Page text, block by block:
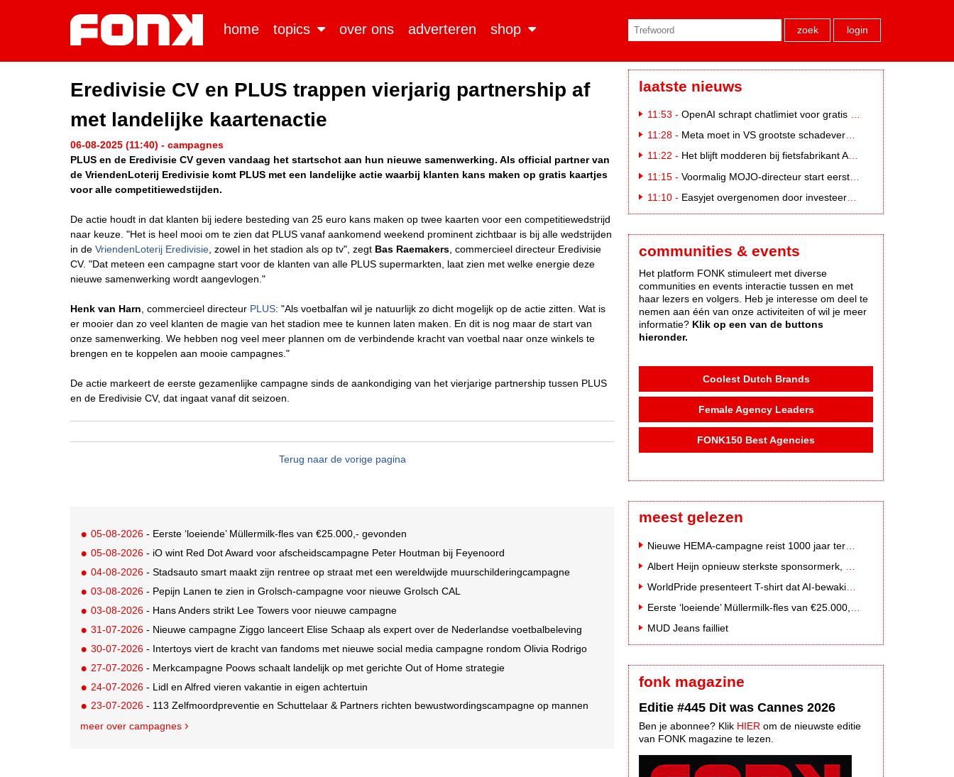
home topics over ons adverteren shop zoek login
Eredivisie CV en PLUS trappen vierjarig partnership af
met landelijke kaartenactie
06-08-2025 (11:40) - campagnes
PLUS en de Eredivisie CV geven vandaag het startschot aan hun nieuwe samenwerking. Als official partner van
de VriendenLoterij Eredivisie komt PLUS met een landelijke actie waarbij klanten kans maken op gratis kaartjes
voor alle competitiewedstijden.
De actie houdt in dat klanten bij iedere besteding van 25 euro kans maken op twee kaarten voor een competitiewedstrijd
naar keuze. "Het is heel mooi om te zien dat PLUS vanaf aankomend weekend prominent zichtbaar is bij alle wedstrijden
in de VriendenLoterij Eredivisie , zowel in het stadion als op tv", zegt Bas Raemakers , commercieel directeur Eredivisie
CV. "Dat meteen een campagne start voor de klanten van alle PLUS supermarkten, laat zien met welke energie deze
nieuwe samenwerking wordt aangevlogen."
Henk van Harn , commercieel directeur PLUS: "Als voetbalfan wil je natuurlijk zo dicht mogelijk op de actie zitten. Wat is
er mooier dan zo veel klanten de magie van het stadion mee te kunnen laten maken. En dit is nog maar de start van
onze samenwerking. We hebben nog veel meer plannen om de verbindende kracht van voetbal naar onze winkels te
brengen en te koppelen aan mooie campagnes."
De actie markeert de eerste gezamenlijke campagne sinds de aankondiging van het vierjarige partnership tussen PLUS
en de Eredivisie CV, dat ingaat vanaf dit seizoen.
Terug naar de vorige pagina
05-08-2026 - Eerste ‘loeiende’ Müllermilk-fles van €25.000,- gevonden
05-08-2026 - iO wint Red Dot Award voor afscheidscampagne Peter Houtman bij Feyenoord
04-08-2026 - Stadsauto smart maakt zijn rentree op straat met een wereldwijde muurschilderingcampagne
03-08-2026 - Pepijn Lanen te zien in Grolsch-campagne voor nieuwe Grolsch CAL
03-08-2026 - Hans Anders strikt Lee Towers voor nieuwe campagne
31-07-2026 - Nieuwe campagne Ziggo lanceert Elise Schaap als expert over de Nederlandse voetbalbeleving
30-07-2026 - Intertoys viert de kracht van fandoms met nieuwe social media campagne rondom Olivia Rodrigo
27-07-2026 - Merkcampagne Poows schaalt landelijk op met gerichte Out of Home strategie
24-07-2026 - Lidl en Alfred vieren vakantie in eigen achtertuin
23-07-2026 - 113 Zelfmoordpreventie en Schuttelaar & Partners richten bewustwordingscampagne op mannen
meer over campagnes
laatste nieuws
11:53 - OpenAI schrapt chatlimiet voor gratis ChatGPT-gebruikers
11:28 - Meta moet in VS grootste schadevergoeding ooit betalen: 567 miljoen dollar
11:22 - Het blijft modderen bij fietsfabrikant Accell. Krijgt uitstel van betaling
11:15 - Voormalig MOJO-directeur start eerste country radiozender. van Nederland
11:10 - Easyjet overgenomen door investeerder Apollo
communities & events
Het platform FONK stimuleert met diverse
communities en events interactie tussen en met
haar lezers en volgers. Heb je interesse om deel te
nemen aan één van onze activiteiten of wil je meer
informatie? Klik op een van de buttons
hieronder.
Coolest Dutch Brands
Female Agency Leaders
FONK150 Best Agencies
meest gelezen
MUD Jeans failliet
fonk magazine
Editie #445 Dit was Cannes 2026
Ben je abonnee? Klik HIER om de nieuwste editie
van FONK magazine te lezen.